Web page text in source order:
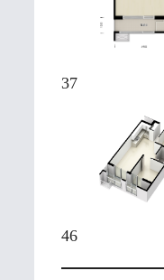
37
46